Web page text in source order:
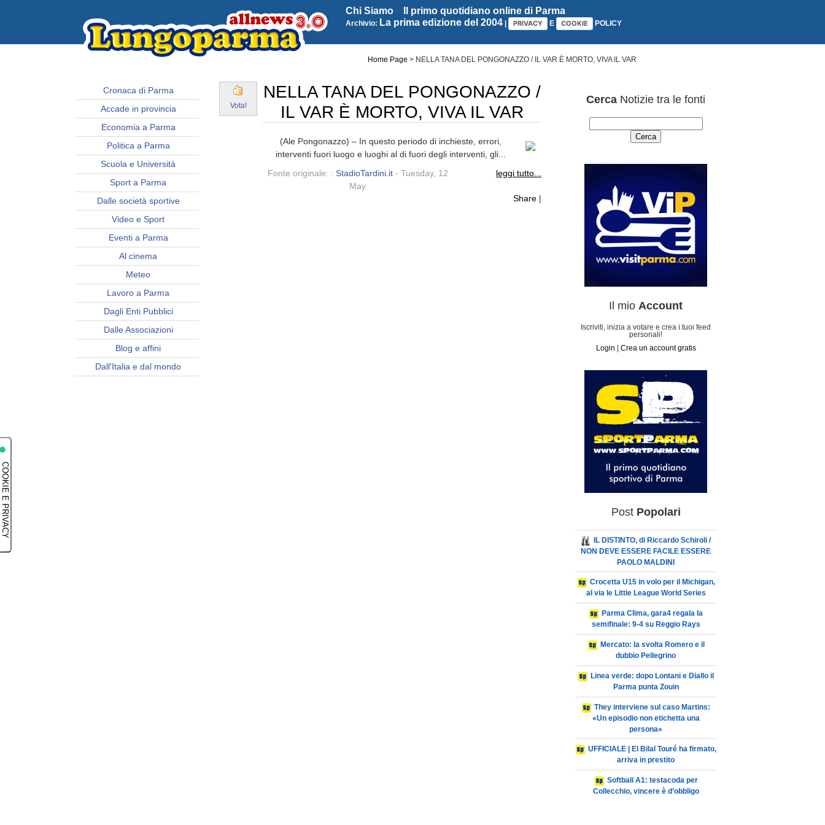
Chi Siamo Il primo quotidiano online di Parma
Archivio: La prima edizione del 2004 | PRIVACY E COOKIE POLICY
Home Page > NELLA TANA DEL PONGONAZZO / IL VAR È MORTO, VIVA IL VAR
Cronaca di Parma
Accade in provincia
Economia a Parma
Politica a Parma
Scuola e Università
Sport a Parma
Dalle società sportive
Video e Sport
Eventi a Parma
Al cinema
Meteo
Lavoro a Parma
Dagli Enti Pubblici
Dalle Associazioni
Blog e affini
Dall'Italia e dal mondo
Vota!
NELLA TANA DEL PONGONAZZO /
IL VAR È MORTO, VIVA IL VAR
(Ale Pongonazzo) – In questo periodo di inchieste, errori,
interventi fuori luogo e luoghi al di fuori degli interventi, gli...
leggi tutto...
Share |
Fonte originale: : StadioTardini.it- Tuesday, 12
May
Cerca Notizie tra le fonti
Il mio Account
Iscriviti, inizia a votare e crea i tuoi feed
personali!
Login
Crea un account gratis
Post Popolari
IL DISTINTO, di Riccardo Schiroli /
NON DEVE ESSERE FACILE ESSERE
PAOLO MALDINI
Crocetta U15 in volo per il Michigan,
al via le Little League World Series
Parma Clima, gara4 regala la
semifinale: 9-4 su Reggio Rays
Mercato: la svolta Romero e il
dubbio Pellegrino
Linea verde: dopo Lontani e Diallo il
Parma punta Zouin
They interviene sul caso Martins:
«Un episodio non etichetta una
persona»
UFFICIALE | El Bilal Touré ha firmato,
arriva in prestito
Softball A1: testacoda per
Collecchio, vincere è d’obbligo